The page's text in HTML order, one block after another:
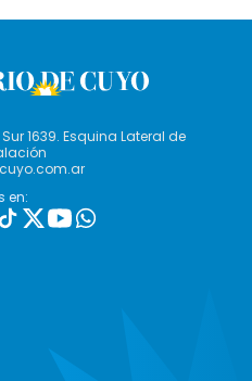
1639. Esquina Lateral de
en: